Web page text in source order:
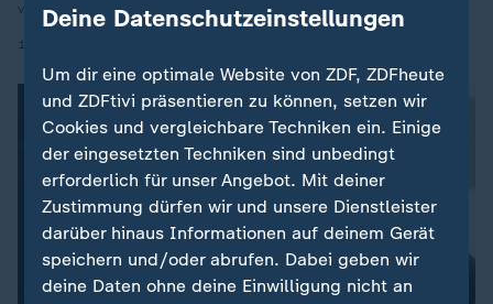
von Boris Büchler
15.11.2024 | 05:30
Deine Datenschutzeinstellungen
Um dir eine optimale Website von ZDF, ZDFheute
und ZDFtivi präsentieren zu können, setzen wir
Cookies und vergleichbare Techniken ein. Einige
der eingesetzten Techniken sind unbedingt
erforderlich für unser Angebot. Mit deiner
Zustimmung dürfen wir und unsere Dienstleister
darüber hinaus Informationen auf deinem Gerät
speichern und/oder abrufen. Dabei geben wir
deine Daten ohne deine Einwilligung nicht an